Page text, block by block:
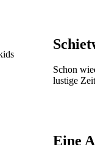
Schon
lustige
Eine